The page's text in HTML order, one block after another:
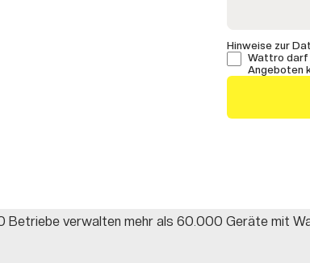
Hinweise zur
Wattro darf
Angeboten
Betriebe verwalten mehr als 60.000 Geräte mit